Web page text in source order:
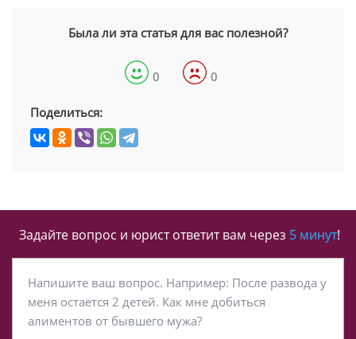
Была ли эта статья для вас полезной?
0 0
Поделиться:
Задайте вопрос и юрист ответит вам через 5 минут!